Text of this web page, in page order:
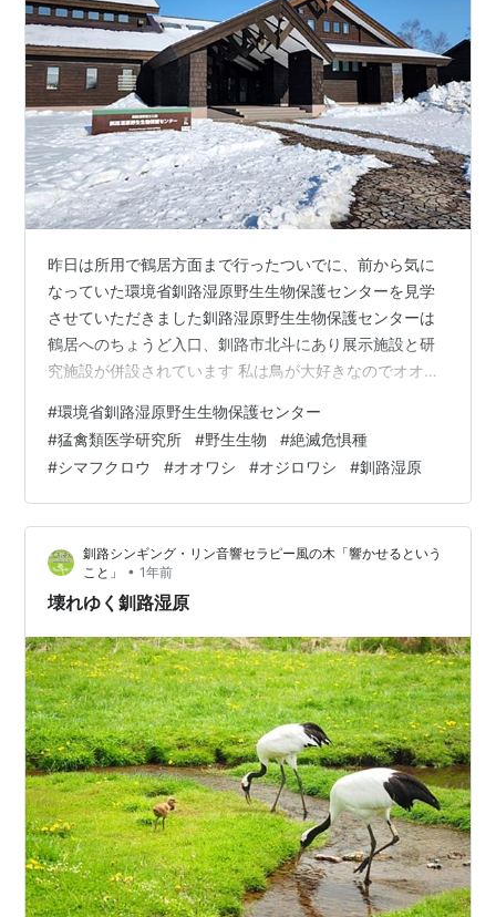
昨日は所用で鶴居方面まで行ったついでに、前から気に
なっていた環境省釧路湿原野生生物保護センターを見学
させていただきました釧路湿原野生生物保護センターは
鶴居へのちょうど入口、釧路市北斗にあり展示施設と研
究施設が併設されています 私は鳥が大好きなのでオオワ
に行く、見に行かないで夫とケンカになったくらい特に
オオワシなどには興味があります（笑 見学は無料で館内
に入ると受付があり、中から職員の方が出て来られて
「ご自由にどうぞ」と言葉をかけてくださいました展示
施設では絶滅の恐れのある野生生物（シマフクロウ、オ
ジロワシ、オオワシなど）の生態情報や保全活動の取…
#環境省釧路湿原野生生物保護センター
#猛禽類医学研究所 #野生生物 #絶滅危惧種
#シマフクロウ #オオワシ #オジロワシ #釧路湿原
釧路シンギング・リン音響セラピー風の木「響かせるという
こと」
• 1年前
壊れゆく釧路湿原